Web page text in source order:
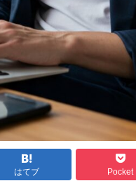
はてブ Pocket